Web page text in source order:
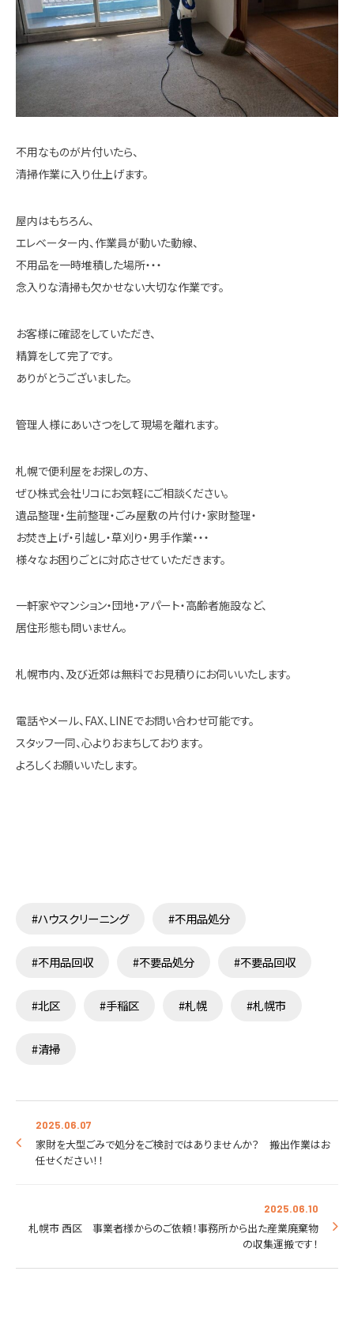
不用なものが片付いたら、
清掃作業に入り仕上げます。
屋内はもちろん、
エレベーター内、作業員が動いた動線、
不用品を一時堆積した場所・・・
念入りな清掃も欠かせない大切な作業です。
お客様に確認をしていただき、
精算をして完了です。
ありがとうございました。
管理人様にあいさつをして現場を離れます。
札幌で便利屋をお探しの方、
ぜひ株式会社リコにお気軽にご相談ください。
遺品整理・生前整理・ごみ屋敷の片付け・家財整理・
お焚き上げ・引越し・草刈り・男手作業・・・
様々なお困りごとに対応させていただきます。
一軒家やマンション・団地・アパート・高齢者施設など、
居住形態も問いません。
札幌市内、及び近郊は無料でお見積りにお伺いいたします。
電話やメール、FAX、LINEでお問い合わせ可能です。
スタッフ一同、心よりおまちしております。
よろしくお願いいたします。
#ハウスクリーニング #不用品処分
#不用品回収 #不要品処分 #不要品回収
#北区 #手稲区 #札幌 #札幌市
#清掃
2025.06.07
家財を大型ごみで処分をご検討ではありませんか？ 搬出作業はお
任せください！！
2025.06.10
札幌市 西区 事業者様からのご依頼！事務所から出た産業廃棄物
の収集運搬です！